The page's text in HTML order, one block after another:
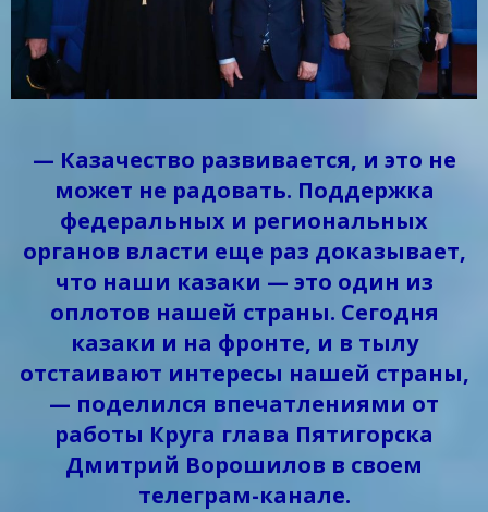
— Казачество развивается, и это не
может не радовать. Поддержка
федеральных и региональных
органов власти еще раз доказывает,
что наши казаки — это один из
оплотов нашей страны. Сегодня
казаки и на фронте, и в тылу
отстаивают интересы нашей страны,
— поделился впечатлениями от
работы Круга глава Пятигорска
Дмитрий Ворошилов в своем
телеграм-канале.